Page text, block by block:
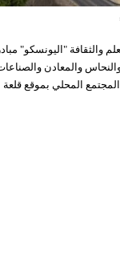
والثقافة "اليونسكو"
والمعادن
المحلي بموقع قلعة